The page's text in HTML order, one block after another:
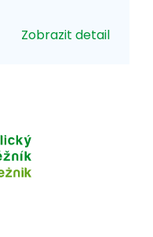
Zobrazit detail